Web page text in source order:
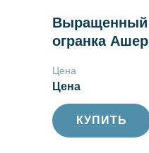
Выращенный
огранка Ашер
Цена
Цена
КУПИТЬ